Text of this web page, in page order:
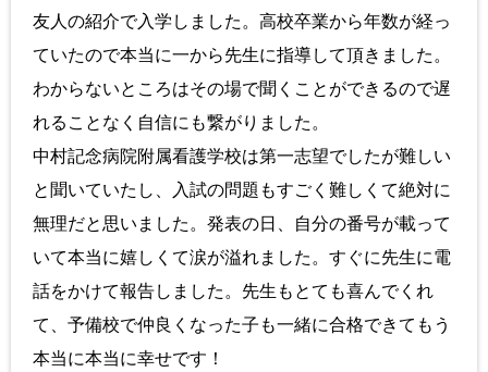
友人の紹介で入学しました。高校卒業から年数が経っ
ていたので本当に一から先生に指導して頂きました。
わからないところはその場で聞くことができるので遅
れることなく自信にも繋がりました。
中村記念病院附属看護学校は第一志望でしたが難しい
と聞いていたし、入試の問題もすごく難しくて絶対に
無理だと思いました。発表の日、自分の番号が載って
いて本当に嬉しくて涙が溢れました。すぐに先生に電
話をかけて報告しました。先生もとても喜んでくれ
て、予備校で仲良くなった子も一緒に合格できてもう
本当に本当に幸せです！